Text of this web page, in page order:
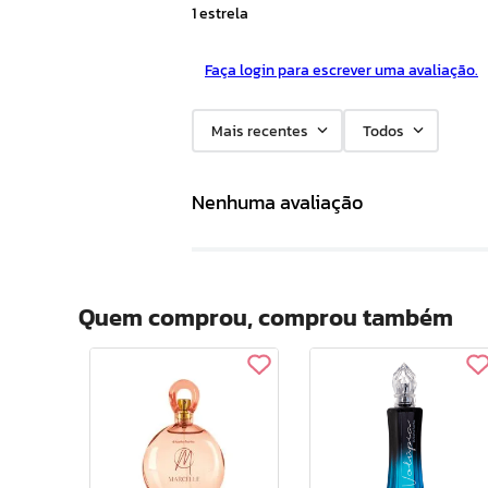
1 estrela
Faça login para escrever uma avaliação.
Mais recentes Todos
Nenhuma avaliação
Quem comprou, comprou também